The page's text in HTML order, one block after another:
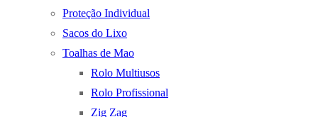
Proteção Individual
Sacos do Lixo
Toalhas de Mao
Rolo Multiusos
Rolo Profissional
Zig Zag